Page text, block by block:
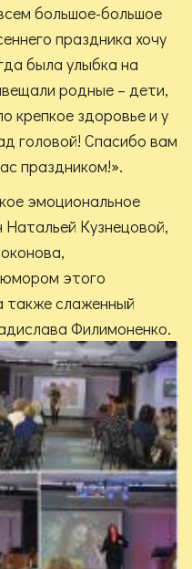
большое-большое
праздника хочу
была улыбка на
родные – дети,
крепкое здоровье и у
головой! Спасибо вам
праздником!».
эмоциональное
Кузнецовой,
этого
также слаженный
Филимоненко.